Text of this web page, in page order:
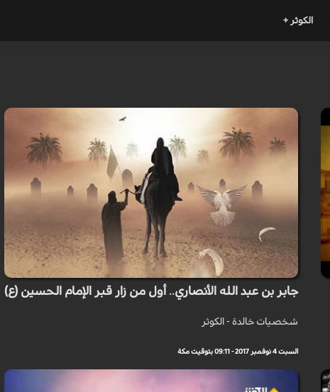
الكوثر +
جابر بن عبد الله الأنصاري.. أول من زار قبر الإمام الحسين (ع)
شخصيات خالدة - الكوثر
السبت 4 نوفمبر 2017 - 09:11 بتوقيت مكة